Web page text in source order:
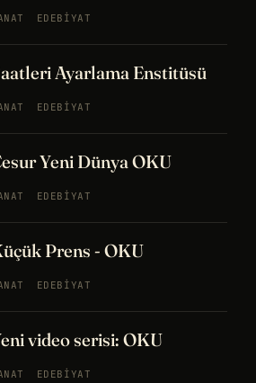
EDEBIYAT
Ayarlama Enstitüsü
EDEBIYAT
Yeni Dünya OKU
EDEBIYAT
Prens - OKU
EDEBIYAT
video serisi: OKU
EDEBIYAT